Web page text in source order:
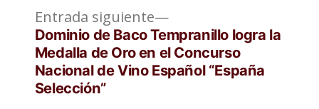
Navegación
de
entradas
Entrada siguiente
Entrada
siguiente:
Dominio de Baco Tempranillo logra la
Medalla de Oro en el Concurso
Nacional de Vino Español “España
Selección”